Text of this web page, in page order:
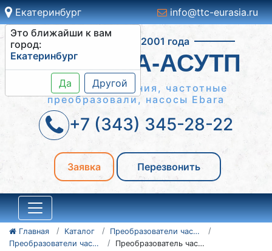
Екатеринбург
Это ближайши к вам
город:
Екатеринбург
Да Другой
info@ttc-eurasia.ru
Работаем с 2001 года
СИСТЕМА-АСУТП
Шкафы управления, частотные
преобразовали, насосы Ebara
+7 (343) 345-28-22
Заявка Перезвонить
Главная Каталог
Преобразователи частоты Vacon
Преобразователи частоты Vacon серии 100 Flow
Преобразователь частоты Vacon 100 Flow 135N0534